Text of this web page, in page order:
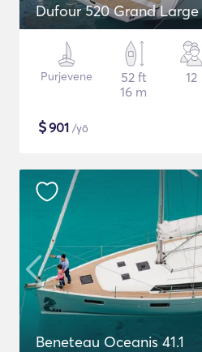
Dufour 520 Grand Large
Purjevene
52 ft
16 m
12
$901 /yö
Beneteau Oceanis 41.1